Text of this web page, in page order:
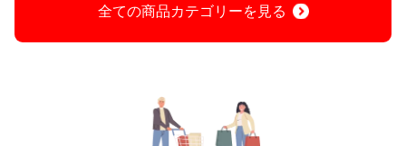
全ての商品カテゴリーを見る